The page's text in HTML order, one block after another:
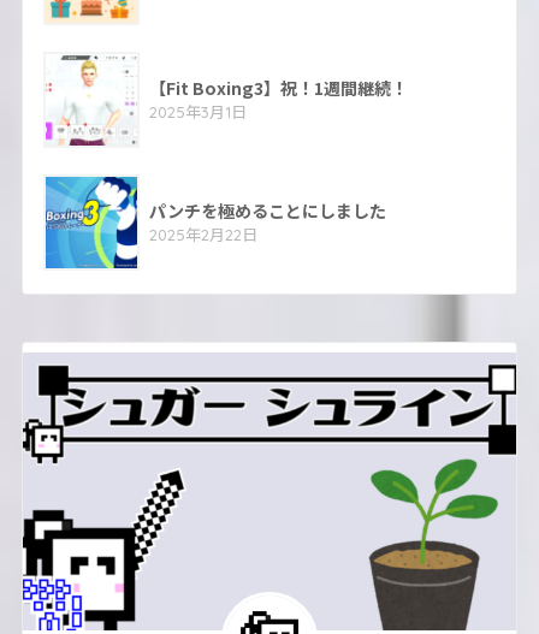
【Fit Boxing3】祝！1週間継続！
2025年3月1日
パンチを極めることにしました
2025年2月22日